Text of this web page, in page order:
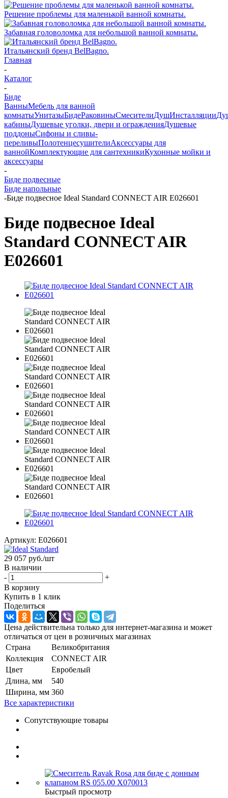
Решение проблемы для маленькой ванной комнаты.
Забавная головоломка для небольшой ванной комнаты.
Итальянский бренд BelBagno.
Главная
-
Каталог
-
Биде
ВанныМебель для ванной
комнатыУнитазыБидеРаковиныСмесителиДушИнсталляции
кабиныДушевые уголки, двери и огражденияДушевые
поддоныСифоны и сливы-
переливыПолотенцесушителиАксессуары для
ваннойКомплектующие для сантехникиКухонные мойки и
аксессуары
-
Биде подвесные
Биде напольные
-Биде подвесное Ideal Standard CONNECT AIR E026601
Биде подвесное Ideal
Standard CONNECT AIR
E026601
Артикул: E026601
29 057 руб./шт
В наличии
-
+
В корзину
Купить в 1 клик
Поделиться
Цена действительна только для интернет-магазина и может
отличаться от цен в розничных магазинах
Страна
Великобритания
Коллекция
CONNECT AIR
Цвет
Евробелый
Длина, мм
540
Ширина, мм 360
Все характеристики
Сопутствующие товары
Быстрый просмотр